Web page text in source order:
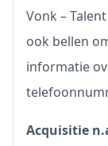
Vonk –
ook bellen
informatie
Acquisitie